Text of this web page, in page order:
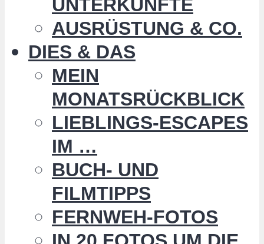
UNTERKÜNFTE
AUSRÜSTUNG & CO.
DIES & DAS
MEIN
MONATSRÜCKBLICK
LIEBLINGS-ESCAPES
IM …
BUCH- UND
FILMTIPPS
FERNWEH-FOTOS